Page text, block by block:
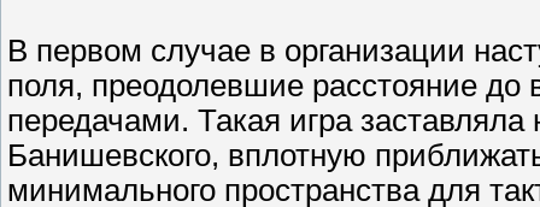
В первом случае в организации
поля, преодолевшие расстояние до
передачами. Такая игра
Банишевского, вплотную
минимального пространства для